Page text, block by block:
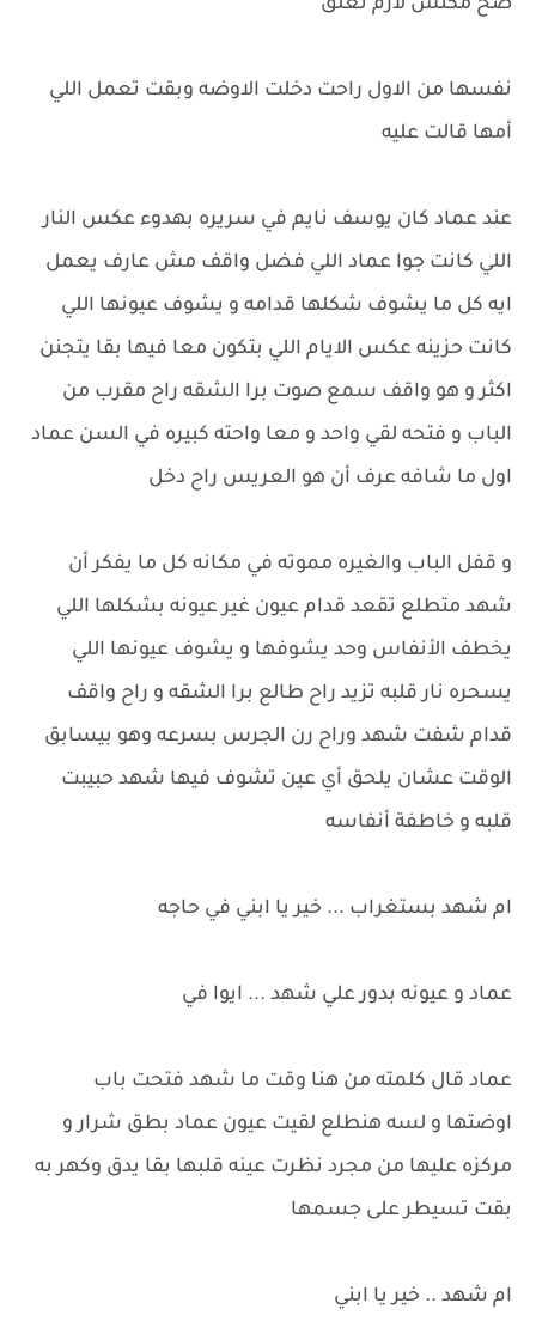
صح مكنش لازم تعلق
نفسها من الاول راحت دخلت الاوضه وبقت تعمل اللي
أمها قالت عليه
عند عماد كان يوسف نايم في سريره بهدوء عكس النار
اللي كانت جوا عماد اللي فضل واقف مش عارف يعمل
ايه كل ما يشوف شكلها قدامه و يشوف عيونها اللي
كانت حزينه عكس الايام اللي بتكون معا فيها بقا يتجنن
اكثر و هو واقف سمع صوت برا الشقه راح مقرب من
الباب و فتحه لقي واحد و معا واحته كبيره في السن عماد
اول ما شافه عرف أن هو العريس راح دخل
و قفل الباب والغيره مموته في مكانه كل ما يفكر أن
شهد متطلع تقعد قدام عيون غير عيونه بشكلها اللي
يخطف الأنفاس وحد يشوفها و يشوف عيونها اللي
يسحره نار قلبه تزيد راح طالع برا الشقه و راح واقف
قدام شفت شهد وراح رن الجرس بسرعه وهو بيسابق
الوقت عشان يلحق أي عين تشوف فيها شهد حبيبت
قلبه و خاطفة أنفاسه
ام شهد بستغراب ... خير يا ابني في حاجه
عماد و عيونه بدور علي شهد ... ايوا في
عماد قال كلمته من هنا وقت ما شهد فتحت باب
اوضتها و لسه هنطلع لقيت عيون عماد بطق شرار و
مركزه عليها من مجرد نظرت عينه قلبها بقا يدق وكهر به
بقت تسيطر على جسمها
ام شهد .. خير يا ابني